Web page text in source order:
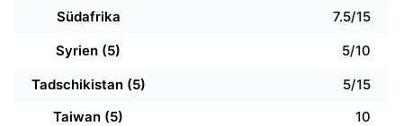
Südafrika
7.5/15
Syrien (5)
5/10
Tadschikistan (5)
5/15
Taiwan (5)
10